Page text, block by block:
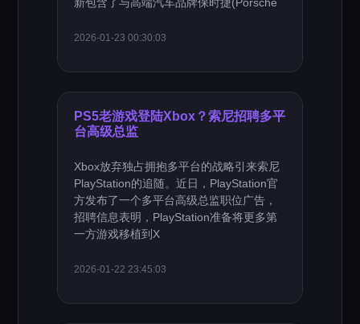
新包含了与高端汽车品牌保时捷(Porsche
2026-01-23 00:30:03
PS5老游戏登陆Xbox？索尼招聘多平
台高级总监
Xbox放弃独占拥抱多平台的战略引来索尼
PlayStation的追随。近日，PlayStation官
方发布了一个多平台高级总监职位广告，
招聘信息表明，PlayStation准备将更多第
一方游戏移植到X
2026-01-22 23:45:03